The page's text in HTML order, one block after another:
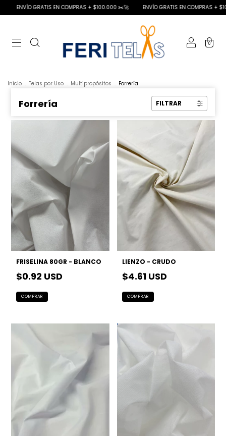
EN COMPRAS + $100.000 ✂️🚀 ENVÍO GRATIS EN COMPRAS + $100.000 ✂️🚀
0
Inicio . Telas por Uso . Multipropósitos . Forrería
Forrería FILTRAR
FRISELINA 80GR - BLANCO
$0.92 USD
LIENZO - CRUDO
$4.61 USD